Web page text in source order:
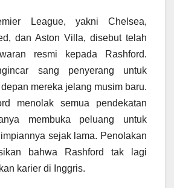
League, yakni Chelsea,
dan Aston Villa, disebut telah
resmi kepada Rashford.
sang penyerang untuk
mereka jelang musim baru.
menolak semua pendekatan
membuka peluang untuk
sejak lama. Penolakan
bahwa Rashford tak lagi
karier di Inggris.